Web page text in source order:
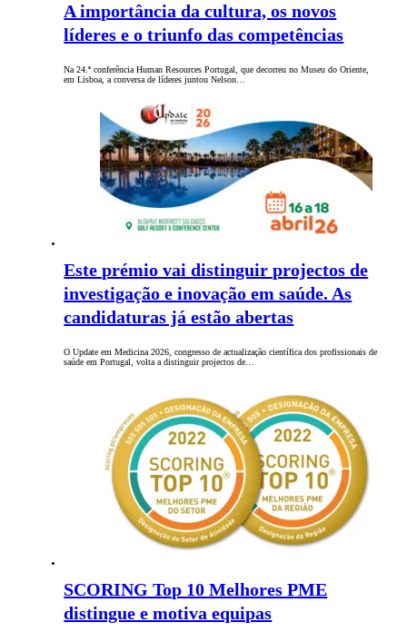
A importância da cultura, os novos
líderes e o triunfo das competências
Na 24.ª conferência Human Resources Portugal, que decorreu no Museu do Oriente,
em Lisboa, a conversa de líderes juntou Nelson…
Este prémio vai distinguir projectos de
investigação e inovação em saúde. As
candidaturas já estão abertas
O Update em Medicina 2026, congresso de actualização científica dos profissionais de
saúde em Portugal, volta a distinguir projectos de…
SCORING Top 10 Melhores PME
distingue e motiva equipas